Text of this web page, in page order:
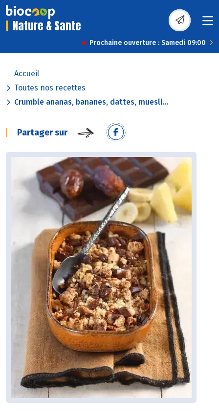
Nature & Sante
Prochaine ouverture : Samedi 09:00
Accueil
Toutes nos recettes
Crumble ananas, bananes, dattes, muesli...
Partager sur